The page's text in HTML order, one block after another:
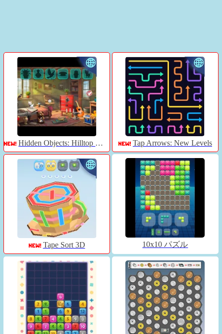
Hidden Objects: Hilltop Manor Tap Arrows: New Levels
Tape Sort 3D 10x10 パズル